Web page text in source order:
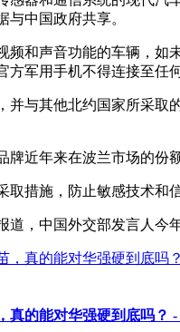
中国政府共享。
频和声音功能的车辆，
军用手机不得连接至任
并与其他北约国家所采
牌近年来在波兰市场的份
措施，防止敏感技术和
道，中国外交部发言人
真的能对华强硬到底吗？